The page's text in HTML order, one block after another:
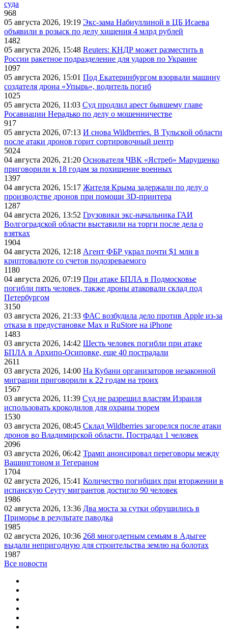
суда
968
05 августа 2026, 19:19 Экс-зама Набиуллиной в ЦБ Исаева
объявили в розыск по делу хищения 4 млрд рублей
1482
05 августа 2026, 15:48 Reuters: КНДР может разместить в
России ракетное подразделение для ударов по Украине
1097
05 августа 2026, 15:01 Под Екатеринбургом взорвали машину
создателя дрона «Упырь», водитель погиб
1025
05 августа 2026, 11:03 Суд продлил арест бывшему главе
Росавиации Нерадько по делу о мошенничестве
917
05 августа 2026, 07:13 И снова Wildberries. В Тульской области
после атаки дронов горит сортировочный центр
5024
04 августа 2026, 21:20 Основателя ЧВК «Ястреб» Марущенко
приговорили к 18 годам за похищение военных
1397
04 августа 2026, 15:17 Жителя Крыма задержали по делу о
производстве дронов при помощи 3D‑принтера
1287
04 августа 2026, 13:52 Грузовики экс-начальника ГАИ
Волгоградской области выставили на торги после дела о
взятках
1904
04 августа 2026, 12:18 Агент ФБР украл почти $1 млн в
криптовалюте со счетов подозреваемого
1180
04 августа 2026, 07:19 При атаке БПЛА в Подмосковье
погибли пять человек, также дроны атаковали склад под
Петербургом
3150
03 августа 2026, 21:33 ФАС возбудила дело против Apple из-за
отказа в предустановке Max и RuStore на iPhone
1483
03 августа 2026, 14:42 Шесть человек погибли при атаке
БПЛА в Архипо-Осиповке, еще 40 пострадали
2611
03 августа 2026, 14:00 На Кубани организаторов незаконной
миграции приговорили к 22 годам на троих
1567
03 августа 2026, 11:39 Суд не разрешил властям Израиля
использовать крокодилов для охраны тюрем
1530
03 августа 2026, 08:45 Склад Wildberries загорелся после атаки
дронов во Владимирской области. Пострадал 1 человек
2096
03 августа 2026, 06:42 Трамп анонсировал переговоры между
Вашингтоном и Тегераном
1704
02 августа 2026, 15:41 Количество погибших при вторжении в
испанскую Сеуту мигрантов достигло 90 человек
1986
02 августа 2026, 13:36 Два моста за сутки обрушились в
Приморье в результате паводка
1985
02 августа 2026, 10:36 268 многодетным семьям в Адыгее
выдали непригодную для строительства землю на болотах
1987
Все новости